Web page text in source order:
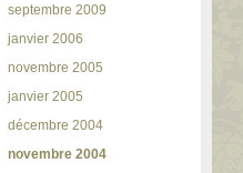
septembre 2009
janvier 2006
novembre 2005
janvier 2005
décembre 2004
novembre 2004